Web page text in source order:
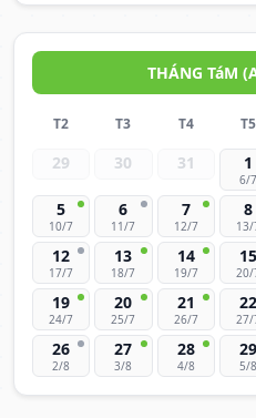
THÁNG TáM
T2 T3 T4 T5
29 30 31 1
6/7
5
10/7
6
11/7
7
12/7
8
13/
12
17/7
13
18/7
14
19/7
15
20/
19
24/7
20
25/7
21
26/7
22
27/
26
2/8
27
3/8
28
4/8
29
5/8